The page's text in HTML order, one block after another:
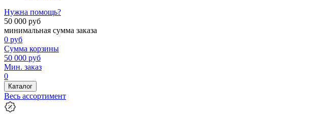
Нужна помощь?
50 000 руб
минимальная сумма заказа
0 руб
Сумма корзины
50 000 руб
Мин. заказ
0
Каталог
Весь ассортимент